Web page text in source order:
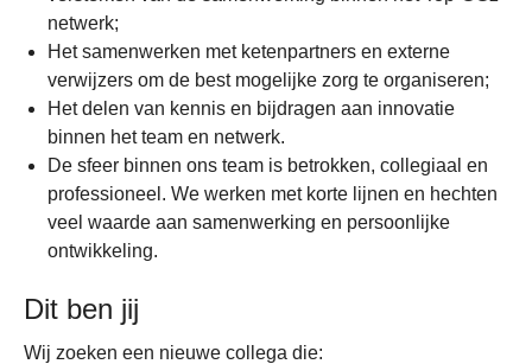
netwerk;
Het samenwerken met ketenpartners en externe
verwijzers om de best mogelijke zorg te organiseren;
Het delen van kennis en bijdragen aan innovatie
binnen het team en netwerk.
De sfeer binnen ons team is betrokken, collegiaal en
professioneel. We werken met korte lijnen en hechten
veel waarde aan samenwerking en persoonlijke
ontwikkeling.
Dit ben jij
Wij zoeken een nieuwe collega die: